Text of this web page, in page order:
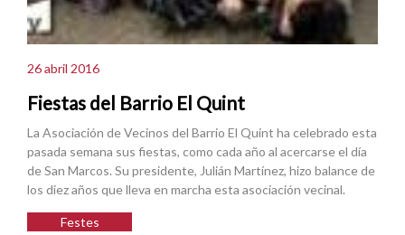
26 abril 2016
Fiestas del Barrio El Quint
La Asociación de Vecinos del Barrio El Quint ha celebrado esta
pasada semana sus fiestas, como cada año al acercarse el día
de San Marcos. Su presidente, Julián Martínez, hizo balance de
los diez años que lleva en marcha esta asociación vecinal.
Festes